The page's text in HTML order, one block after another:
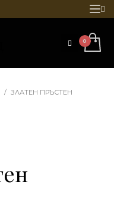
ЗЛАТЕН ПРЪСТЕН